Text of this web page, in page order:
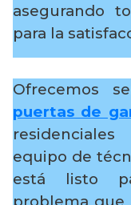
asegurando
para la
Ofrecemos
puertas de
equipo de
está listo